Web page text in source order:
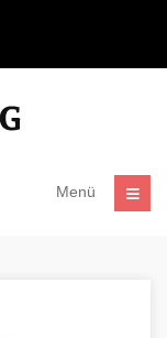
Menü